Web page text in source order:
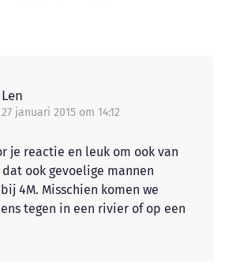
Len
27 januari 2015 om 14:12
je reactie en leuk om ook van
ook gevoelige mannen
4M. Misschien komen we
tegen in een rivier of op een